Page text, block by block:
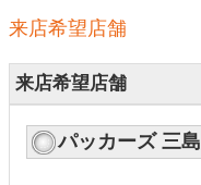
来店希望店舗
来店希望店舗
パッカーズ 三